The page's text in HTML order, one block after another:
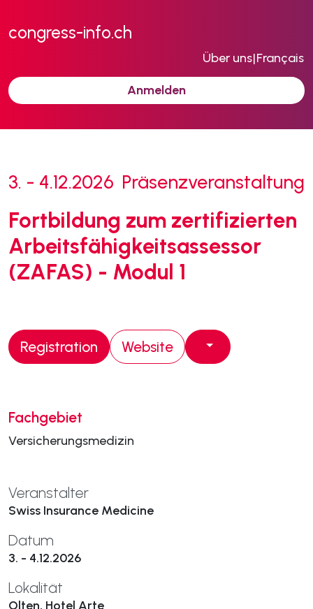
congress-info.ch
Über uns|Français
Anmelden
3. - 4.12.2026 Präsenzveranstaltung
Fortbildung zum zertifizierten
Arbeitsfähigkeitsassessor
(ZAFAS) - Modul 1
Registration Website
Fachgebiet
Versicherungsmedizin
Veranstalter
Swiss Insurance Medicine
Datum
3. - 4.12.2026
Lokalität
Olten, Hotel Arte